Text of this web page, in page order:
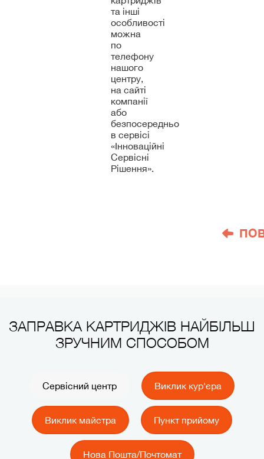
та інші
особливості
можна
по
телефону
нашого
центру,
на сайті
компанії
або
безпосередньо
в сервісі
«Інноваційні
Сервісні
Рішення».
ЗАПРАВКА КАРТРИДЖІВ НАЙБІЛЬШ
ЗРУЧНИМ СПОСОБОМ
Сервісний центр Виклик кур'єра
Виклик майстра Пункт прийому
Нова Пошта/Почтомат